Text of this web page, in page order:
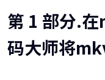
第 1 部分.
码大师将